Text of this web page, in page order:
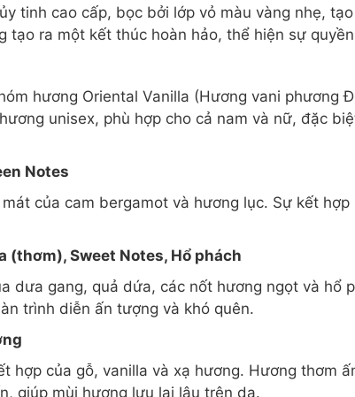
tinh cao cấp, bọc bởi lớp vỏ màu vàng nhẹ,
tạo ra một kết thúc hoàn hảo, thể hiện sự
hương Oriental Vanilla (Hương vani phương
unisex, phù hợp cho cả nam và nữ, đặc
Notes
của cam bergamot và hương lục. Sự kết
(thơm), Sweet Notes, Hổ phách
dưa gang, quả dứa, các nốt hương ngọt và hổ
trình diễn ấn tượng và khó quên.
hợp của gỗ, vanilla và xạ hương. Hương thơm
giúp mùi hương lưu lại lâu trên da.